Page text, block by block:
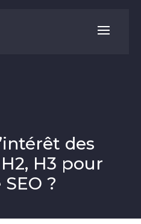
des
H3 pour
?